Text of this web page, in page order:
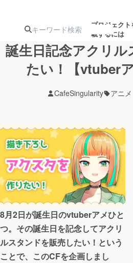
プロジェクト
載するには
ターン
ジェクト
ロ
アート・写真
テクノロジー・ガジェット
映像・映画
ビジネス・起業
まちづくり・地域活性化
誕生日記念アクリル
たい！【vtuber
CafeSingularity アニ
8月2日が誕生日のvtuberアメひと
つ。その誕生日を記念してアクリ
ルスタンドを販売したい！という
ことで、このCFを企画しまし